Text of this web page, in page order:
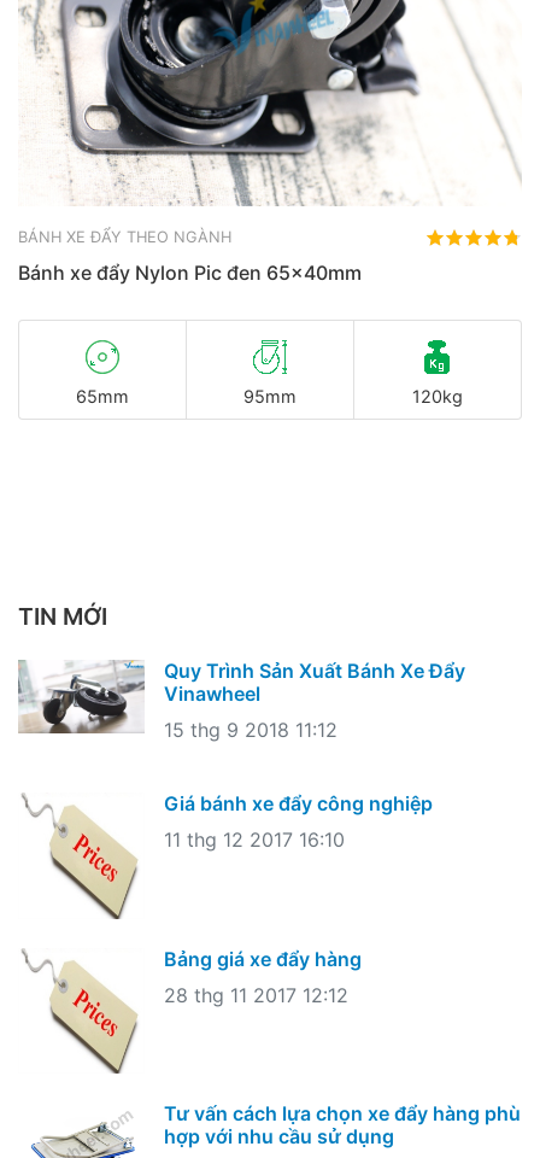
BÁNH XE ĐẨY THEO NGÀNH
Bánh xe đẩy Nylon Pic đen 65x40mm
65mm 95mm 120kg
TIN MỚI
Quy Trình Sản Xuất Bánh Xe Đẩy
Vinawheel
15 thg 9 2018 11:12
Giá bánh xe đẩy công nghiệp
11 thg 12 2017 16:10
Bảng giá xe đẩy hàng
28 thg 11 2017 12:12
Tư vấn cách lựa chọn xe đẩy hàng phù
hợp với nhu cầu sử dụng